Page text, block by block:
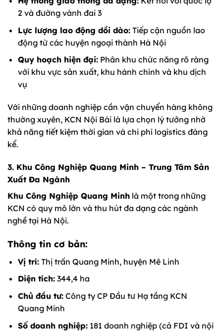
2 và đường vành đai 3
Lực lượng lao động dồi dào:Tiếp cận nguồn lao
động từ các huyện ngoại thành Hà Nội
Quy hoạch hiện đại:Phân khu chức năng rõ ràng
với khu vực sản xuất, khu hành chính và khu dịch
vụ
Với những doanh nghiệp cần vận chuyển hàng không
thường xuyên, KCN Nội Bài là lựa chọn lý tưởng nhờ
khả năng tiết kiệm thời gian và chi phí logistics đáng
kể.
3. Khu Công Nghiệp Quang Minh – Trung Tâm Sản
Xuất Đa Ngành
Khu Công Nghiệp Quang Minh là một trong những
KCN có quy mô lớn và thu hút đa dạng các ngành
nghề tại Hà Nội.
Thông tin cơ bản:
Vị trí:Thị trấn Quang Minh, huyện Mê Linh
Diện tích:344,4 ha
Chủ đầu tư:Công ty CP Đầu tư Hạ tầng KCN
Quang Minh
Số doanh nghiệp:181 doanh nghiệp (cả FDI và nội